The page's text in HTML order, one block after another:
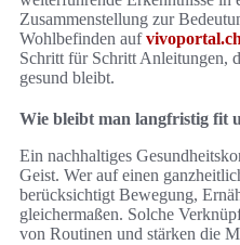
Zusammenstellung zur
Wohlbefinden aufvivoportal.ch
Schritt für Schritt Anleitungen,
gesund bleibt.
Wie bleibt man langfristig fit
Ein nachhaltiges
Geist. Wer auf einen
berücksichtigt Bewegung,
gleichermaßen. Solche
von Routinen und stärken die